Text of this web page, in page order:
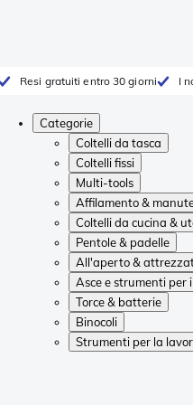
Resi gratuiti entro 30 giorni I
Categorie
Coltelli da tasca
Coltelli fissi
Multi-tools
Affilamento &
Coltelli da cucina &
Pentole & padelle
All'aperto &
Asce e strumenti per
Torce & batterie
Binocoli
Strumenti per la